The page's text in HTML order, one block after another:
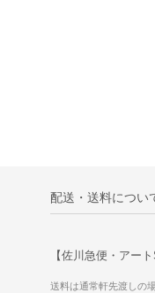
配送・送料につい
【佐川急便・アー
送料は通常軒先渡しの